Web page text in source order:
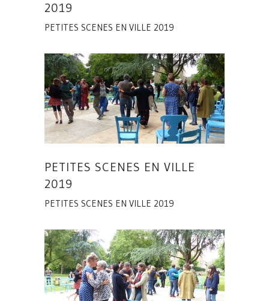
2019
PETITES SCENES EN VILLE 2019
PETITES SCENES EN VILLE
2019
PETITES SCENES EN VILLE 2019